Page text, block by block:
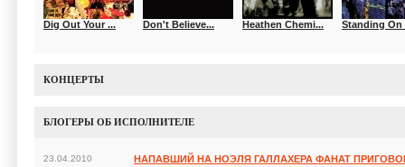
Dig Out Your ... Don't Believe... Heathen Chemi... Standing On
КОНЦЕРТЫ
БЛОГЕРЫ ОБ ИСПОЛНИТЕЛЕ
23.04.2010 НАПАВШИЙ НА НОЭЛЯ ГАЛЛАХЕРА ФАНАТ